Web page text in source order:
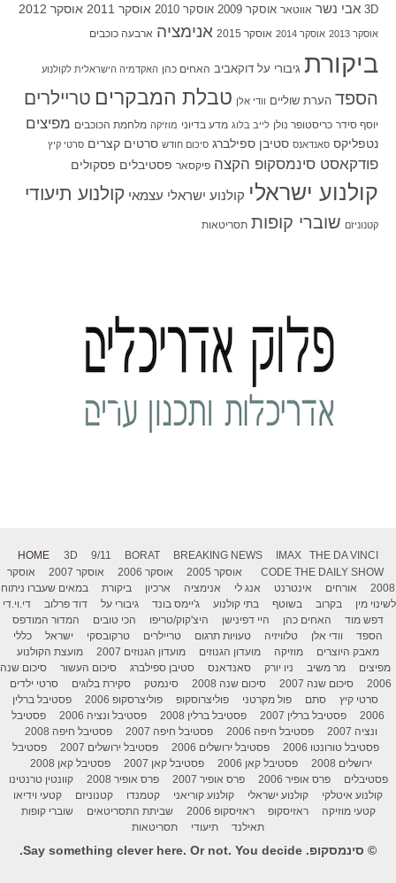
3D אבי נשר אווטאר אוסקר 2009 אוסקר 2010 אוסקר 2011 אוסקר 2012
אוסקר 2013 אוסקר 2014 אוסקר 2015 אנימציה ארבעה כוכבים
ביקורת גיבורי על דוקאביב האחים כהן האקדמיה הישראלית לקולנוע
הספד הערת שוליים וודי אלן טבלת המבקרים טריילרים
יוסף סידר כריסטופר נולן לייב בלוג מדע בדיוני מוזיקה מלחמת הכוכבים מפיצים
נטפליקס סאנדאנס סטיבן ספילברג סיכום חודש סרטים קצרים סרטי קיץ
פודקאסט סינמסקופ הקצה פיקסאר פסטיבלים פסקולים
קולנוע ישראלי קולנוע ישראלי עצמאי קולנוע תיעודי
קטנוניזם שוברי קופות תסריטאות
HOME 3D 9/11 BORAT BREAKING NEWS IMAX
THE DA VINCI
CODE THE DAILY SHOW אוסקר 2005 אוסקר 2006 אוסקר 2007
אוסקר
2008
אורחים אינטרנט אנג לי אנימציה ארכיון ביקורת
במאים שעברו ניתוח
לשינוי מין
בקרוב בשוטף בתי קולנוע ג'יימס בונד גיבורי על דוד פרלוב
די.וי.די
דפש מוד
האחים כהן היי דפינישן היצ'קוק/טריפו הכי טובים
המדור המודפס
הספד
וודי אלן טלוויזיה טעויות תרגום טריילרים טרקובסקי ישראל
כללי
מאבק היוצרים
מוזיקה מועדון הגנוזים מועדון הגנוזים 2007
מועצת הקולנוע
מפיצים
מר משיב ניו יורק סאנדאנס סטיבן ספילברג סיכום העשור
סיכום שנה
2006
סיכום שנה 2007 סיכום שנה 2008 סינמטק סקירת בלוגים
סרטי ילדים
סרטי קיץ
סתם פול מקרטני פוליצרוסקופ פוליצרסקופ 2006
פסטיבל ברלין
2006
פסטיבל ברלין 2007 פסטיבל ברלין 2008 פסטיבל ונציה 2006
פסטיבל
ונציה 2007
פסטיבל חיפה 2006 פסטיבל חיפה 2007
פסטיבל חיפה 2008
פסטיבל טורונטו 2006
פסטיבל ירושלים 2006 פסטיבל ירושלים 2007
פסטיבל
ירושלים 2008
פסטיבל קאן 2006 פסטיבל קאן 2007
פסטיבל קאן 2008
פסטיבלים
פרס אופיר 2006 פרס אופיר 2007 פרס אופיר 2008
קוונטין טרנטינו
קולנוע איטלקי
קולנוע ישראלי קולנוע קוריאני קטמנדו קטנוניזם
קטעי וידיאו
קטעי מוזיקה
ראזיסקופ ראזיסקופ 2006 שביתת התסריטאים
שוברי קופות
תאילנד
תיעודי תסריטאות
© סינמסקופ. Say something clever here. Or not. You decide.